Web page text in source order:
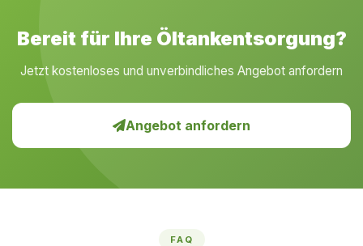
Bereit für Ihre Öltankentsorgung?
Jetzt kostenloses und unverbindliches Angebot anfordern
Angebot anfordern
FAQ